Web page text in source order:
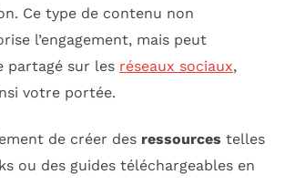
Ce type de contenu non
l’engagement, mais peut
partagé sur les réseaux sociaux,
votre portée.
de créer des ressources telles
ou des guides téléchargeables en